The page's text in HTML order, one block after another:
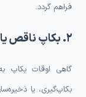
فراهم گردد.
گاهی اوقات بکاپ به
بکاپ‌گیری، یا